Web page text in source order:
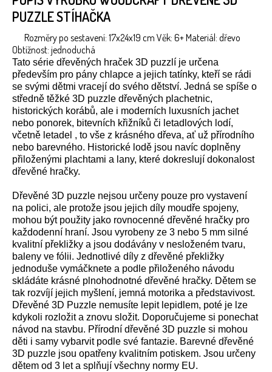
PUZZLE STÍHAČKA
Rozměry po sestavení: 17x24x19 cm Věk: 6+ Materiál: dřevo
Obtížnost: jednoduchá
Tato série dřevěných hraček 3D puzzlí je určena
především pro pány chlapce a jejich tatínky, kteří se rádi
se svými dětmi vracejí do svého dětství. Jedná se spíše o
středně těžké 3D puzzle dřevěných plachetnic,
historických korábů, ale i moderních luxusních jachet
nebo ponorek, bitevních křižníků či letadlových lodí,
včetně letadel , to vše z krásného dřeva, ať už přírodního
nebo barevného. Historické lodě jsou navíc doplněny
přiloženými plachtami a lany, které dokreslují dokonalost
dřevěné hračky.
Dřevěné 3D puzzle nejsou určeny pouze pro vystavení
na polici, ale protože jsou jejich díly moudře spojeny,
mohou být použity jako rovnocenné dřevěné hračky pro
každodenní hraní. Jsou vyrobeny ze 3 nebo 5 mm silné
kvalitní překližky a jsou dodávány v nesloženém tvaru,
baleny ve fólii. Jednotlivé díly z dřevěné překližky
jednoduše vymáčknete a podle přiloženého návodu
skládáte krásné plnohodnotné dřevěné hračky. Dětem se
tak rozvíjí jejich myšlení, jemná motorika a představivost.
Dřevěné 3D Puzzle nemusíte lepit lepidlem, poté je lze
kdykoli rozložit a znovu složit. Doporučujeme si ponechat
návod na stavbu. Přírodní dřevěné 3D puzzle si mohou
děti i samy vybarvit podle své fantazie. Barevné dřevěné
3D puzzle jsou opatřeny kvalitním potiskem. Jsou určeny
dětem od 3 let a splňují všechny normy EU.